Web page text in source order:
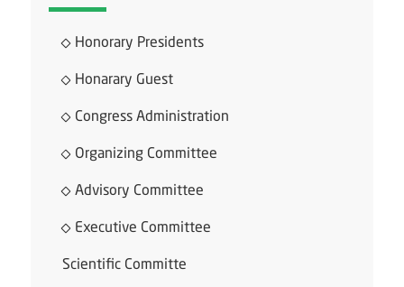
Honorary Presidents
Honarary Guest
Congress Administration
Organizing Committee
Advisory Committee
Executive Committee
Scientific Committe